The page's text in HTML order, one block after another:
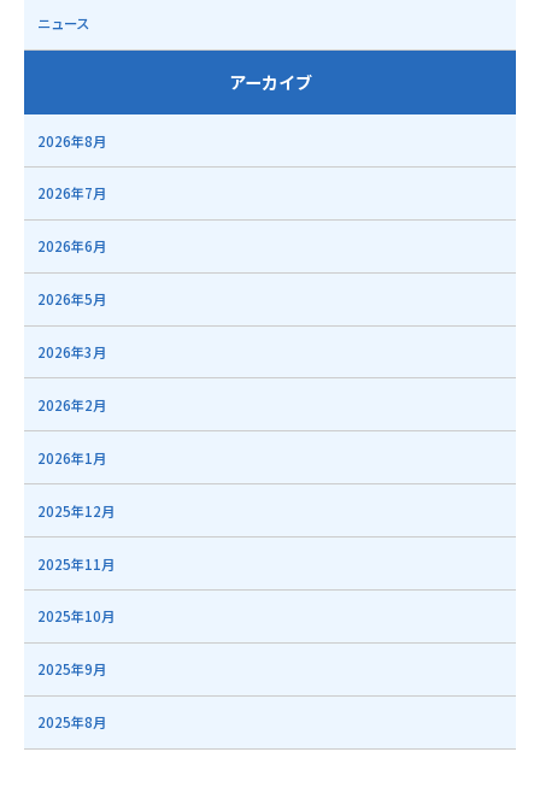
ニュース
アーカイブ
2026年8月
2026年7月
2026年6月
2026年5月
2026年3月
2026年2月
2026年1月
2025年12月
2025年11月
2025年10月
2025年9月
2025年8月